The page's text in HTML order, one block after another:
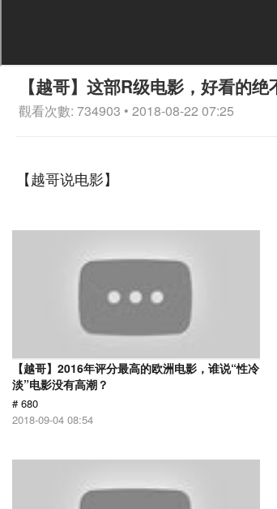
【越哥】这部R级电影，好看的
觀看次數: 734903 • 2018-08-22 07:25
【越哥说电影】
【越哥】2016年评分最高的欧洲电影，谁说“性冷
淡”电影没有高潮？
# 680
2018-09-04 08:54